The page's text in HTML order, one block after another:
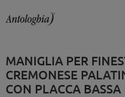
MANIGLIA PER
CREMONESE
CON PLACCA